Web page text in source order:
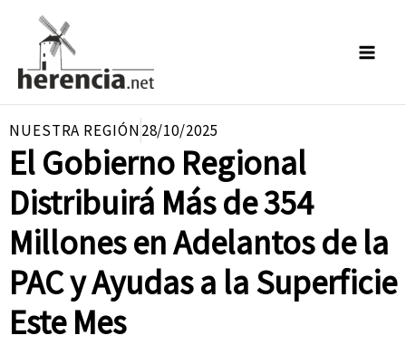
contenido
NUESTRA REGIÓN28/10/2025
El Gobierno Regional
Distribuirá Más de 354
Millones en Adelantos de la
PAC y Ayudas a la Superficie
Este Mes